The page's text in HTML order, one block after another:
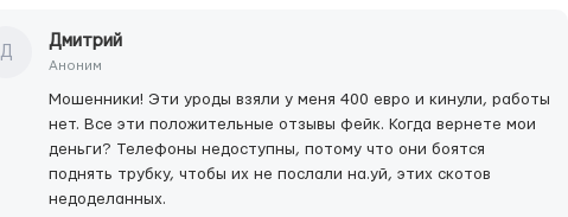
Д
Дмитрий
Аноним
Мошенники! Эти уроды взяли у меня 400 евро и кинули, работы
нет. Все эти положительные отзывы фейк. Когда вернете мои
деньги? Телефоны недоступны, потому что они боятся
поднять трубку, чтобы их не послали на.уй, этих скотов
недоделанных.